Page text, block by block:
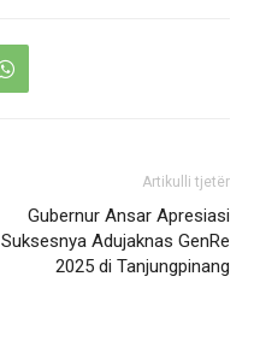
Artikulli tjetër
Gubernur Ansar Apresiasi
Suksesnya Adujaknas GenRe
2025 di Tanjungpinang